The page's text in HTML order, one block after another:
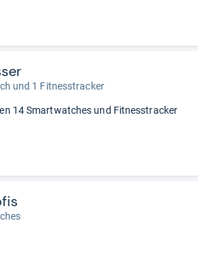
und 1 Fitnesstracker
14 Smartwatches und Fitnesstracker